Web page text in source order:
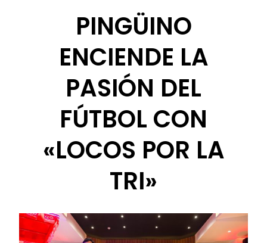
PINGÜINO
ENCIENDE LA
PASIÓN DEL
FÚTBOL CON
«LOCOS POR LA
TRI»